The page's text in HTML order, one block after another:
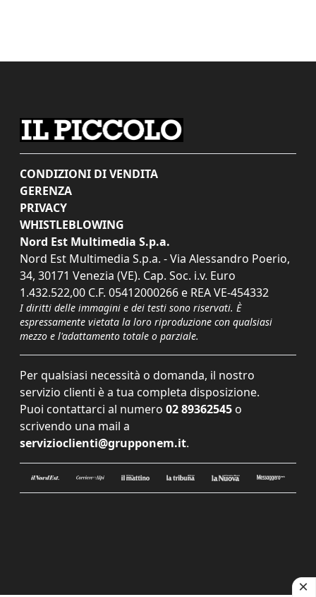
CONDIZIONI DI VENDITA
GERENZA
PRIVACY
WHISTLEBLOWING
Nord Est Multimedia S.p.a.
Nord Est Multimedia S.p.a. - Via Alessandro Poerio,
34, 30171 Venezia (VE). Cap. Soc. i.v. Euro
1.432.522,00 C.F. 05412000266 e REA VE-454332
I diritti delle immagini e dei testi sono riservati. È
espressamente vietata la loro riproduzione con qualsiasi
mezzo e l'adattamento totale o parziale.
Per qualsiasi necessità o domanda, il nostro
servizio clienti è a tua completa disposizione.
Puoi contattarci al numero 02 89362545 o
scrivendo una mail a
servizioclienti@grupponem.it.